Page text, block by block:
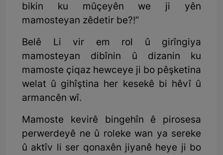
bikin ku mûçeyên we ji yên
mamosteyan zêdetir be?!”
Belê Li vir em rol û girîngiya
mamosteyan dibînin û dizanin ku
mamoste çiqaz hewceye ji bo pêşketina
welat û gihîştina her kesekê bi hêvî û
armancên wî.
Mamoste kevirê bingehîn ê pirosesa
perwerdeyê ne û roleke wan ya sereke
û aktîv li ser qonaxên jiyanê heye ji bo